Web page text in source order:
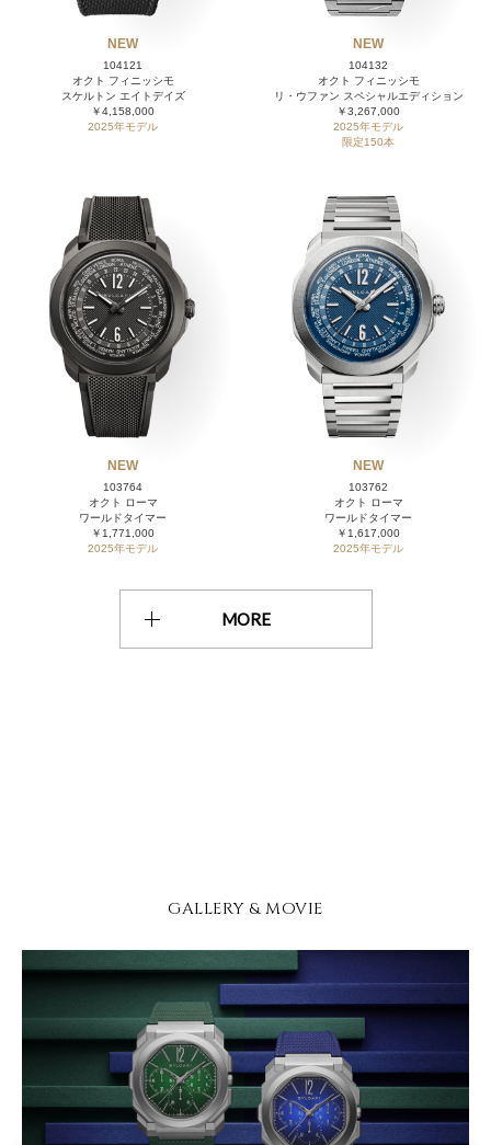
NEW
104121
オクト フィニッシモ
スケルトン エイトデイズ
￥4,158,000
2025年モデル
NEW
104132
オクト フィニッシモ
リ・ウファン スペシャルエディション
￥3,267,000
2025年モデル
限定150本
NEW
103764
オクト ローマ
ワールドタイマー
￥1,771,000
2025年モデル
NEW
103762
オクト ローマ
ワールドタイマー
￥1,617,000
2025年モデル
MORE
GALLERY & MOVIE